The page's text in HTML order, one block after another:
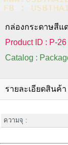
กล่องกระดาษสีแ
Product ID : P-26
Catalog :
รายละเอียดสินค้า
ความจุ :